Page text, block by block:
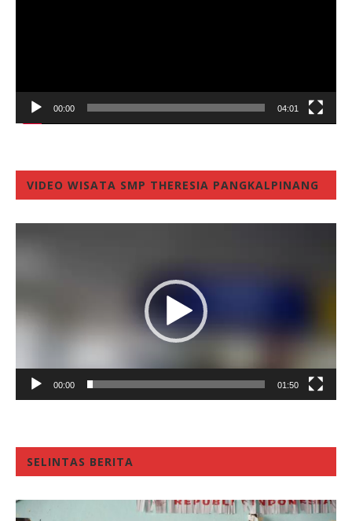
00:00 04:01
VIDEO WISATA SMP THERESIA PANGKALPINANG
00:00 01:50
SELINTAS BERITA